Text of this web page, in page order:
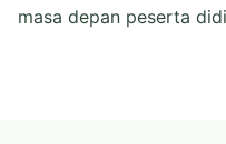
masa depan peserta